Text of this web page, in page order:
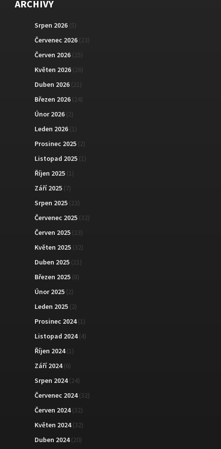
ARCHIVY
Srpen 2026 (5)
Červenec 2026 (23)
Červen 2026 (25)
Květen 2026 (26)
Duben 2026 (21)
Březen 2026 (24)
Únor 2026 (2)
Leden 2026 (1)
Prosinec 2025 (2)
Listopad 2025 (1)
Říjen 2025 (1)
Září 2025 (7)
Srpen 2025 (23)
Červenec 2025 (32)
Červen 2025 (23)
Květen 2025 (32)
Duben 2025 (21)
Březen 2025 (8)
Únor 2025 (2)
Leden 2025 (2)
Prosinec 2024(1)
Listopad 2024(4)
Říjen 2024(1)
Září 2024(6)
Srpen 2024(24)
Červenec 2024(32)
Červen 2024(32)
Květen 2024(32)
Duben 2024(20)